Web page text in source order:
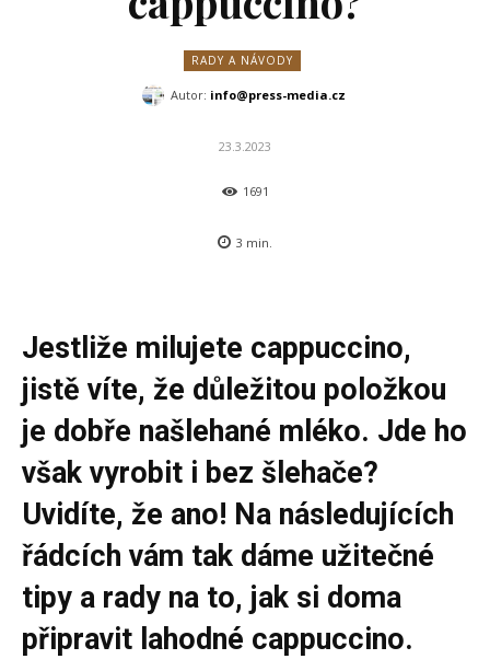
RADY A NÁVODY
Autor: info@press-media.cz
23.3.2023
1691
3 min.
Jestliže milujete cappuccino,
jistě víte, že důležitou položkou
je dobře našlehané mléko. Jde ho
však vyrobit i bez šlehače?
Uvidíte, že ano! Na následujících
řádcích vám tak dáme užitečné
tipy a rady na to, jak si doma
připravit lahodné cappuccino.